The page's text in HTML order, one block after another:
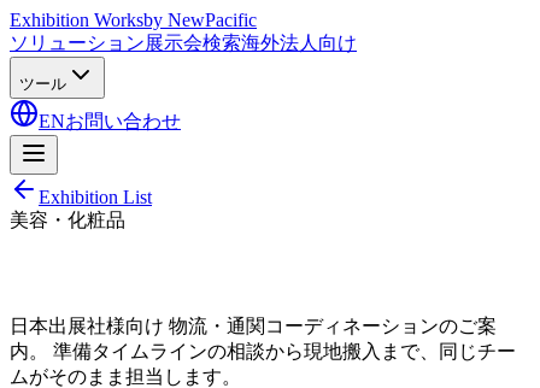
Exhibition Worksby NewPacific
ソリューション展示会検索海外法人向け
ツール
ENお問い合わせ
Exhibition List
美容・化粧品
日本出展社様向け 物流・通関コーディネーションのご案
内。 準備タイムラインの相談から現地搬入まで、同じチー
ムがそのまま担当します。